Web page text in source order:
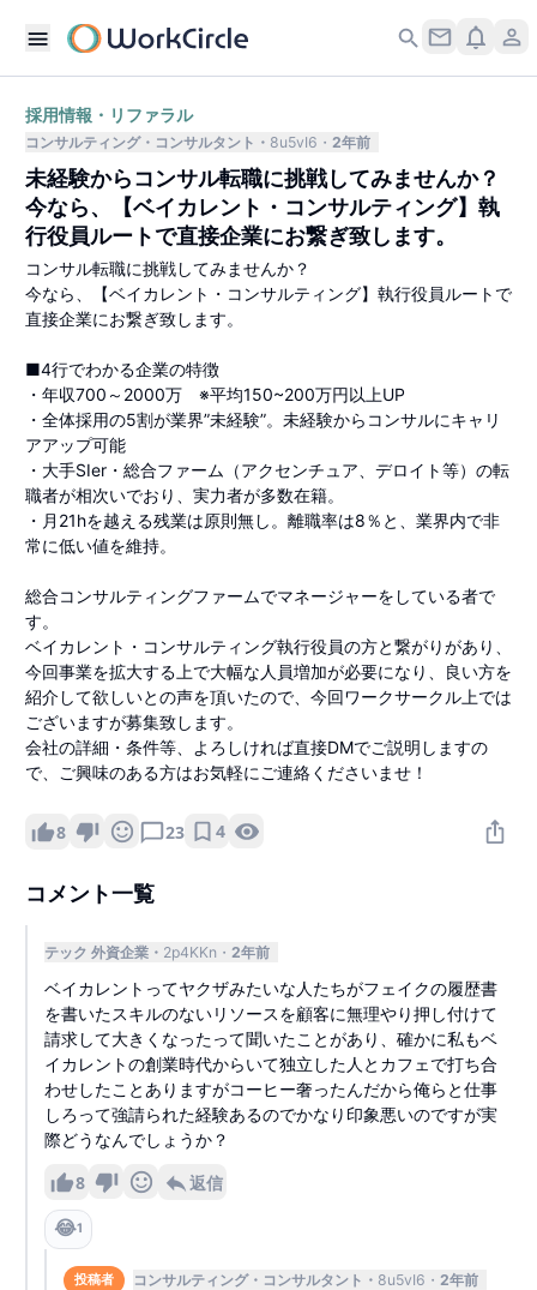
採用情報・リファラル
コンサルティング コンサルタント 8u5vI6 2年前
未経験からコンサル転職に挑戦してみませんか？
今なら、【ベイカレント・コンサルティング】執
行役員ルートで直接企業にお繋ぎ致します。
コンサル転職に挑戦してみませんか？
今なら、【ベイカレント・コンサルティング】執行役員ルートで
直接企業にお繋ぎ致します。
■4行でわかる企業の特徴
・年収700～2000万 ※平均150~200万円以上UP
・全体採用の5割が業界”未経験”。未経験からコンサルにキャリ
アアップ可能
・大手SIer・総合ファーム（アクセンチュア、デロイト等）の転
職者が相次いでおり、実力者が多数在籍。
・月21hを越える残業は原則無し。離職率は8％と、業界内で非
常に低い値を維持。
総合コンサルティングファームでマネージャーをしている者で
す。
ベイカレント・コンサルティング執行役員の方と繋がりがあり、
今回事業を拡大する上で大幅な人員増加が必要になり、良い方を
紹介して欲しいとの声を頂いたので、今回ワークサークル上では
ございますが募集致します。
会社の詳細・条件等、よろしければ直接DMでご説明しますの
で、ご興味のある方はお気軽にご連絡くださいませ！
8 23 4
コメント一覧
テック 外資企業 2p4KKn 2年前
ベイカレントってヤクザみたいな人たちがフェイクの履歴書
を書いたスキルのないリソースを顧客に無理やり押し付けて
請求して大きくなったって聞いたことがあり、確かに私もベ
イカレントの創業時代からいて独立した人とカフェで打ち合
わせしたことありますがコーヒー奢ったんだから俺らと仕事
しろって強請られた経験あるのでかなり印象悪いのですが実
際どうなんでしょうか？
8 返信
😂1
投稿者 コンサルティング コンサルタント 8u5vI6 2年前